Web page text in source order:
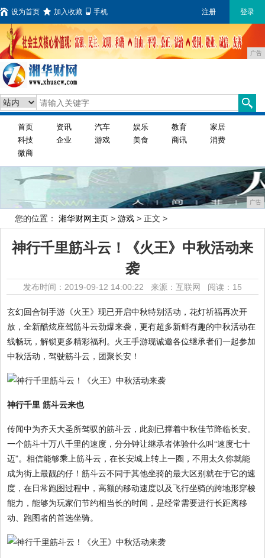
设为首页 加入收藏 手机 注册 登录
广告
首页 资讯 汽车 娱乐 教育
家居
科技
企业 游戏 美食 商讯
消费
微商
广告
您的位置： 湘华财网主页 > 游戏 > 正文 >
神行千里筋斗云！《火王》中秋活动来
袭
发布时间：2019-09-12 14:00:22 来源：互联网 阅读：15
玄幻回合制手游《火王》现已开启中秋特别活动，花灯祈福再次开
放，全新酷炫座驾筋斗云劲爆来袭，更有超多新鲜有趣的中秋活动在
线畅玩，解锁更多精彩福利。火王手游现诚邀各位继承者们一起参加
中秋活动，驾驶筋斗云，团聚长安！
神行千里 筋斗云来也
传闻中为齐天大圣所驾驭的筋斗云，此刻已撑着中秋佳节降临长安。
一个筋斗十万八千里的速度，分分钟让继承者体验什么叫“速度七十
迈”。相信能够乘上筋斗云，在长安城上转上一圈，不用太久你就能
成为街上最靓的仔！筋斗云不同于其他坐骑的最大区别就在于它的速
度，在日常跑图过程中，高额的移动速度以及飞行坐骑的跨地形穿梭
能力，能够为玩家们节约相当长的时间，是经常需要进行长距离移
动、跑图者的首选坐骑。